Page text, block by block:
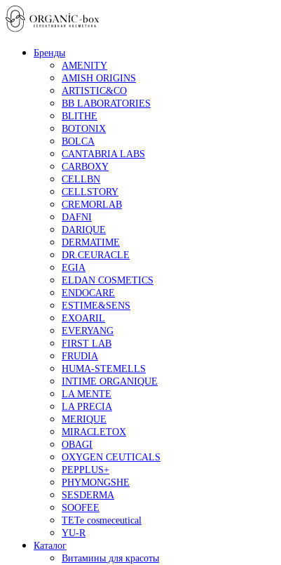
Бренды
AMENITY
AMISH ORIGINS
ARTISTIC&CO
BB LABORATORIES
BLITHE
BOTONIX
BOLCA
CANTABRIA LABS
CARBOXY
CELLBN
CELLSTORY
CREMORLAB
DAFNI
DARIQUE
DERMATIME
DR.CEURACLE
EGIA
ELDAN COSMETICS
ENDOCARE
ESTIME&SENS
EXOARIL
EVERYANG
FIRST LAB
FRUDIA
HUMA-STEMELLS
INTIME ORGANIQUE
LA MENTE
LA PRECIA
MERIQUE
MIRACLETOX
OBAGI
OXYGEN CEUTICALS
PEPPLUS+
PHYMONGSHE
SESDERMA
SOOFEE
TETe cosmeceutical
YU-R
Каталог
Витамины для красоты